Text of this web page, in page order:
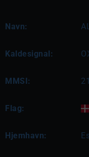
Navn:
Kaldesignal:
MMSI:
Flag:
Hjemhavn: